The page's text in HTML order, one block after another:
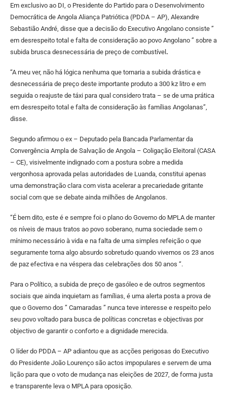
Em exclusivo ao DI, o Presidente do Partido para o Desenvolvimento
Democrática de Angola Aliança Patriótica (PDDA – AP), Alexandre
Sebastião André, disse que a decisão do Executivo Angolano consiste ”
em desrespeito total e falta de consideração ao povo Angolano ” sobre a
subida brusca desnecessária de preço de combustível.
“A meu ver, não há lógica nenhuma que tornaria a subida drástica e
desnecessária de preço deste importante produto a 300 kz litro e em
seguida o reajuste de táxi para qual considero trata – se de uma prática
em desrespeito total e falta de consideração às famílias Angolanas”,
disse.
Segundo afirmou o ex – Deputado pela Bancada Parlamentar da
Convergência Ampla de Salvação de Angola – Coligação Eleitoral (CASA
– CE), visivelmente indignado com a postura sobre a medida
vergonhosa aprovada pelas autoridades de Luanda, constitui apenas
uma demonstração clara com vista acelerar a precariedade gritante
social com que se debate ainda milhões de Angolanos.
“É bem dito, este é e sempre foi o plano do Governo do MPLA de manter
os níveis de maus tratos ao povo soberano, numa sociedade sem o
mínimo necessário à vida e na falta de uma simples refeição o que
seguramente torna algo absurdo sobretudo quando vivemos os 23 anos
de paz efectiva e na véspera das celebrações dos 50 anos “.
Para o Político, a subida de preço de gasóleo e de outros segmentos
sociais que ainda inquietam as famílias, é uma alerta posta a prova de
que o Governo dos ” Camaradas ” nunca teve interesse e respeito pelo
seu povo voltado para busca de políticas concretas e objectivas por
objectivo de garantir o conforto e a dignidade merecida.
O líder do PDDA – AP adiantou que as acções perigosas do Executivo
do Presidente João Lourenço são actos impopulares e servem de uma
lição para que o voto de mudança nas eleições de 2027, de forma justa
e transparente leva o MPLA para oposição.